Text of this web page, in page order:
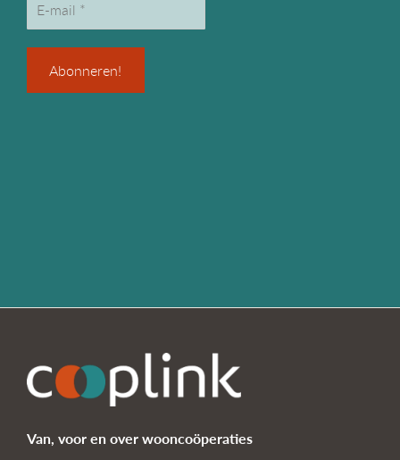
Van, voor en over wooncoöperaties